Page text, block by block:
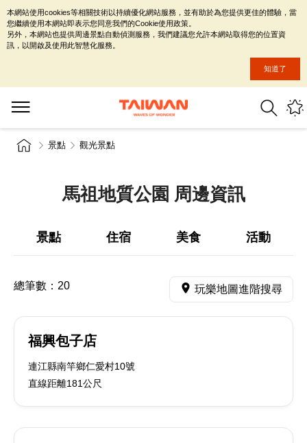
景點 觀光景點
馬祖地質公園 周邊資訊
景點 住宿 美食 活動
總筆數： 20 玩樂地圖進階搜尋
福興包子店
連江縣南竿鄉仁愛村10號
直線距離181公尺
本網站使用cookies等相關技術以持續優化網站服務，並有助於為您提供更佳的體驗，當
您繼續使用本網站即表示您同意我們的Cookie使用政策。
另外，本網站也提供周邊景點自動偵測服務，我們建議您允許本網站取得您的位置資
訊，以開啟及使用此智慧化服務。
知道了